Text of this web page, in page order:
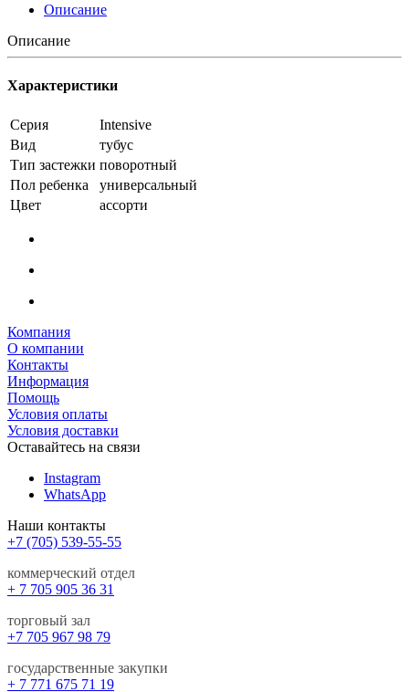
Описание
Описание
Характеристики
Серия
Intensive
Вид
тубус
Тип застежки поворотный
Пол ребенка
универсальный
Цвет
ассорти
Компания
О компании
Контакты
Информация
Помощь
Условия оплаты
Условия доставки
Оставайтесь на связи
Instagram
WhatsApp
Наши контакты
+7 (705) 539-55-55
коммерческий отдел
+ 7 705 905 36 31
торговый зал
+7 705 967 98 79
государственные закупки
+ 7 771 675 71 19